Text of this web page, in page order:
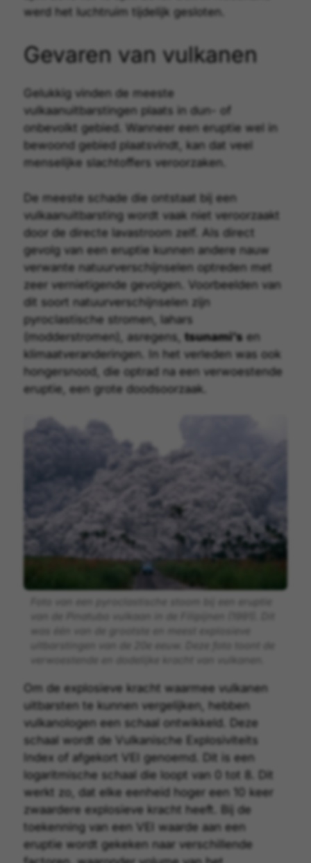
werd het luchtruim tijdelijk gesloten.
Gevaren van vulkanen
Gelukkig vinden de meeste
vulkaanuitbarstingen plaats in dun- of
onbevolkt gebied. Wanneer een eruptie wel in
bewoond gebied plaatsvindt, kan dat veel
menselijke slachtoffers veroorzaken.
De meeste schade die ontstaat bij een
vulkaanuitbarsting wordt vaak niet veroorzaakt
door de directe lavastroom zelf. Als direct
gevolg van een eruptie kunnen andere nauw
verwante natuurverschijnselen optreden met
zeer vernietigende gevolgen. Voorbeelden van
dit soort natuurverschijnselen zijn
pyroclastische stromen
lahars
(modderstromen)
asregens, tsunami’sen
klimaatveranderingen. In het verleden was ook
hongersnood, die optrad na een verwoestende
eruptie, een grote doodsoorzaak.
Om de explosieve kracht waarmee vulkanen
uitbarsten te kunnen vergelijken, hebben
vulkanologen een schaal ontwikkeld. Deze
schaal wordt de Vulkanische Explosiviteits
Index of afgekort VEI genoemd. Dit is een
logaritmische schaal die loopt van 0 tot 8. Dit
werkt zo, dat elke eenheid hoger een 10 keer
zwaardere explosieve kracht heeft. Bij de
toekenning van een VEI waarde aan een
eruptie wordt gekeken naar verschillende